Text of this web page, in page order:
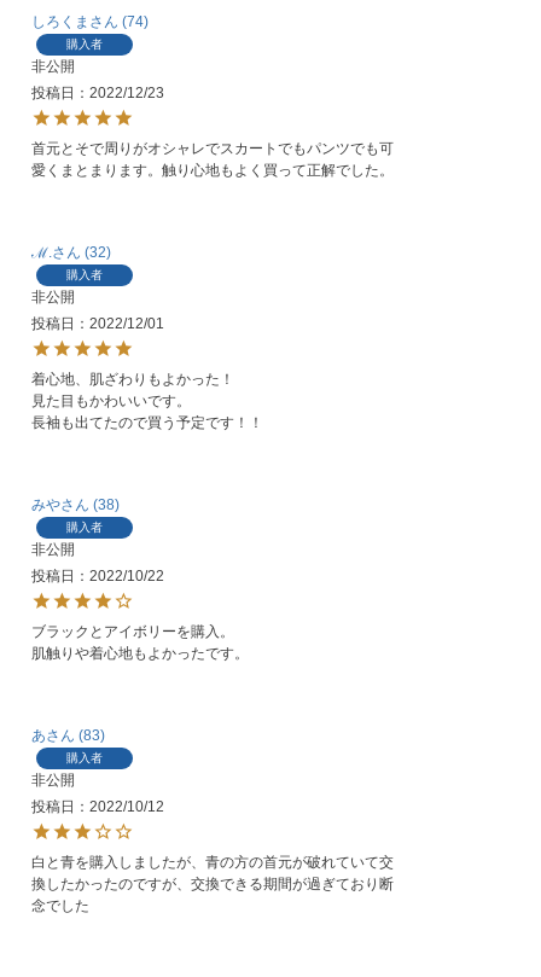
しろくま 74
購入者
非公開
投稿日
2022/12/23
首元とそで周りがオシャレでスカートでもパンツでも可
愛くまとまります。触り心地もよく買って正解でした。
ℳ. 32
購入者
非公開
投稿日
2022/12/01
着心地、肌ざわりもよかった！
見た目もかわいいです。
長袖も出てたので買う予定です！！
みや 38
購入者
非公開
投稿日
2022/10/22
ブラックとアイボリーを購入。
肌触りや着心地もよかったです。
あ 83
購入者
非公開
投稿日
2022/10/12
白と青を購入しましたが、青の方の首元が破れていて交
換したかったのですが、交換できる期間が過ぎており断
念でした